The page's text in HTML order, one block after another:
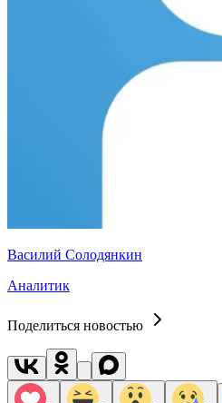
Василий Солодянкин
Аналитик
Поделиться новостью